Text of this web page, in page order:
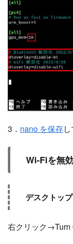
3． nano を保存
Wi-Fiを無
デスクトッ
右クリック→Turn